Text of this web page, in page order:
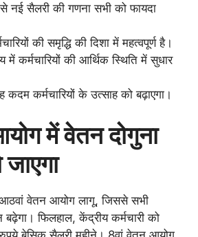
नई सैलरी की गणना सभी को फायदा
की समृद्धि की दिशा में महत्वपूर्ण है।
कर्मचारियों की आर्थिक स्थिति में सुधार
कदम कर्मचारियों के उत्साह को बढ़ाएगा।
में वेतन दोगुना
जाएगा
वेतन आयोग लागू, जिससे सभी
फिलहाल, केंद्रीय कर्मचारी को